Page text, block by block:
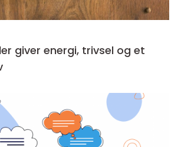
giver energi, trivsel og et